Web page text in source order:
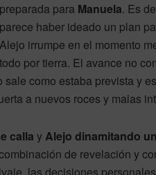
preparada para Manuela. Es
parece haber ideado un plan
Alejo irrumpe en el momento
todo por tierra. El avance no
como estaba prevista y
a nuevos roces y malas
calla yAlejo dinamitando
de revelación y